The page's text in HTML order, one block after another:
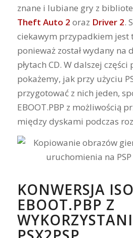
znane i lubiane gry z
Theft Auto 2 oraz Driver 2.
ciekawym przypadkiem jest
ponieważ został wydany na
płytach CD. W dalszej
pokażemy, jak przy użyciu
przygotować z nich jeden,
EBOOT.PBP z możliwością
między dyskami podczas
KONWERSJA
EBOOT.PBP Z